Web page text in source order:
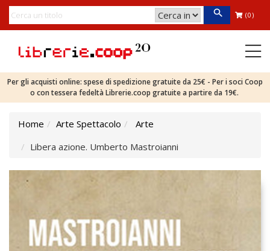
(0)
Per gli acquisti online: spese di spedizione gratuite da 25€ - Per i soci Coop
o con tessera fedeltà Librerie.coop gratuite a partire da 19€.
Home Arte Spettacolo
Arte
Libera azione. Umberto Mastroianni